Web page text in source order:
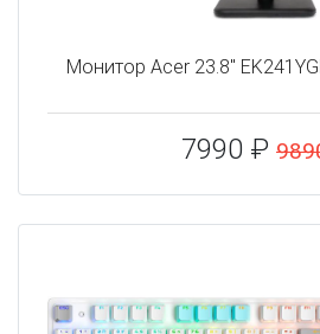
Монитор Acer 23.8"
7990 ₽